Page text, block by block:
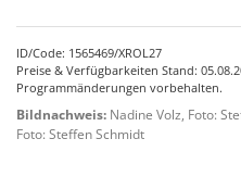
ID/Code: 1565469/XROL27
Preise & Verfügbarkeiten Stand:
Programmänderungen vorbehalten.
Bildnachweis: Nadine Volz, Foto:
Foto: Steffen Schmidt